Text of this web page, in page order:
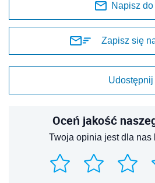
Napisz
Zapisz się
Udostępnij
Oceń jakość
Twoja opinia jest dla nas